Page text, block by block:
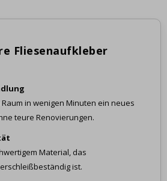
Fliesenaufkleber
in wenigen Minuten ein neues
teure Renovierungen.
Material, das
ist.